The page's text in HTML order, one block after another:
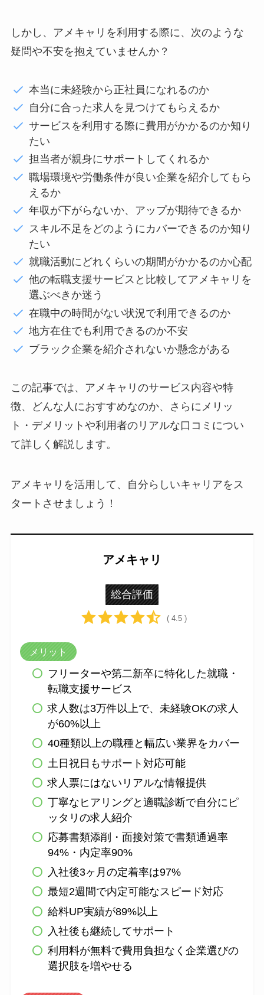
しかし、アメキャリを利用する際に、次のような
疑問や不安を抱えていませんか？
本当に未経験から正社員になれるのか
自分に合った求人を見つけてもらえるか
サービスを利用する際に費用がかかるのか知り
たい
担当者が親身にサポートしてくれるか
職場環境や労働条件が良い企業を紹介してもら
えるか
年収が下がらないか、アップが期待できるか
スキル不足をどのようにカバーできるのか知り
たい
就職活動にどれくらいの期間がかかるのか心配
他の転職支援サービスと比較してアメキャリを
選ぶべきか迷う
在職中の時間がない状況で利用できるのか
地方在住でも利用できるのか不安
ブラック企業を紹介されないか懸念がある
この記事では、アメキャリのサービス内容や特
徴、どんな人におすすめなのか、さらにメリッ
ト・デメリットや利用者のリアルな口コミについ
て詳しく解説します。
アメキャリを活用して、自分らしいキャリアをス
タートさせましょう！
アメキャリ
総合評価
( 4.5 )
メリット
フリーターや第二新卒に特化した就職・
転職支援サービス
求人数は3万件以上で、未経験OKの求人
が60%以上
40種類以上の職種と幅広い業界をカバー
土日祝日もサポート対応可能
求人票にはないリアルな情報提供
丁寧なヒアリングと適職診断で自分にピ
ッタリの求人紹介
応募書類添削・面接対策で書類通過率
94%・内定率90%
入社後3ヶ月の定着率は97%
最短2週間で内定可能なスピード対応
給料UP実績が89%以上
入社後も継続してサポート
利用料が無料で費用負担なく企業選びの
選択肢を増やせる